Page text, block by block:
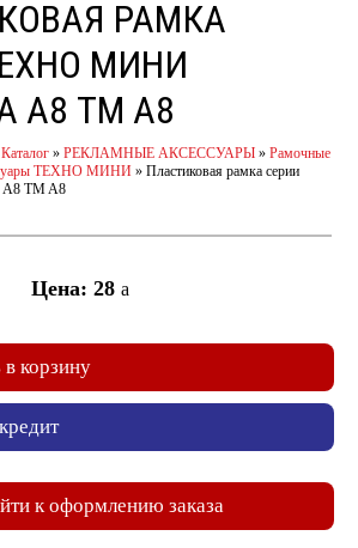
РАМКА
МИНИ
А8 TM A8
Каталог » РЕКЛАМНЫЕ АКСЕССУАРЫ » Рамочные
ТЕХНО МИНИ » Пластиковая рамка серии
TM A8
Цена: 28 a
корзину
к оформлению заказа